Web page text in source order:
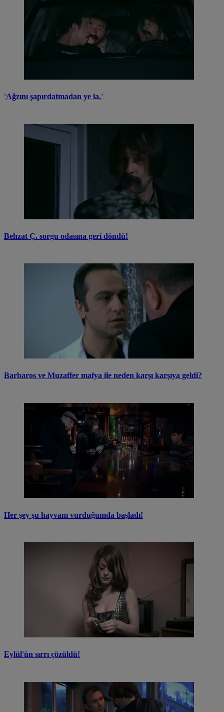
'Ağzını şapırdatmadan ye la.'
Behzat Ç. sorgu odasına geri döndü!
Barbaros ve Muzaffer mafya ile neden karşı karşıya geldi?
Her şey şu hayvanı vurduğumda başladı!
Eylül'ün sırrı çözüldü!